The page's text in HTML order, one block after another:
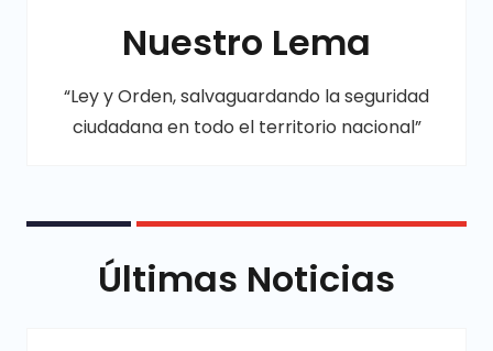
Nuestro Lema
“Ley y Orden, salvaguardando la seguridad
ciudadana en todo el territorio nacional”
Últimas Noticias